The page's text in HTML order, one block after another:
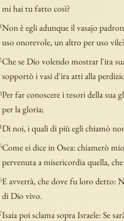
mi hai tu fatto così?
Non è egli adunque il vasajo
uso onorevole, un altro per uso
Che se Dio volendo mostrar l'ira
sopportò i vasi d'ira atti alla
Per far conoscere i tesori della sua
per la gloria;
Di noi, i quali di più egli chiamò
Come ei dice in Osea: chiamerò
pervenuta a misericordia quella,
E avverrà, che dove fu loro detto:
di Dio vivo.
Isaia poi sclama sopra Israele: Se